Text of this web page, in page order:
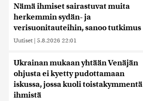
Nämä ihmiset sairastuvat muita
herkemmin sydän- ja
verisuonitauteihin, sanoo tutkimus
Uutiset | 5.8.2026 22:01
Ukrainan mukaan yhtään Venäjän
ohjusta ei kyetty pudottamaan
iskussa, jossa kuoli toistakymmentä
ihmistä